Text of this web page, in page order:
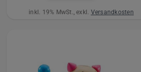
inkl. 19% MwSt., exkl. Versandkosten